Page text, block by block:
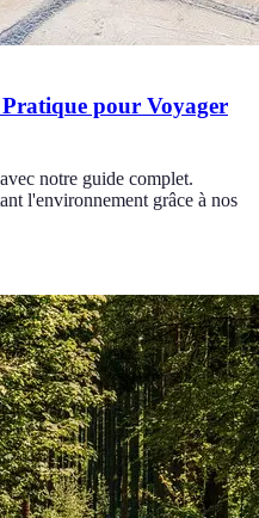
pour Voyager
notre guide complet.
l'environnement grâce à nos